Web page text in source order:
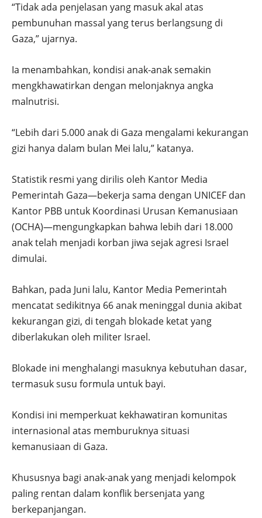
“Tidak ada penjelasan yang masuk akal atas
pembunuhan massal yang terus berlangsung di
Gaza,” ujarnya.
Ia menambahkan, kondisi anak-anak semakin
mengkhawatirkan dengan melonjaknya angka
malnutrisi.
“Lebih dari 5.000 anak di Gaza mengalami kekurangan
gizi hanya dalam bulan Mei lalu,” katanya.
Statistik resmi yang dirilis oleh Kantor Media
Pemerintah Gaza—bekerja sama dengan UNICEF dan
Kantor PBB untuk Koordinasi Urusan Kemanusiaan
(OCHA)—mengungkapkan bahwa lebih dari 18.000
anak telah menjadi korban jiwa sejak agresi Israel
dimulai.
Bahkan, pada Juni lalu, Kantor Media Pemerintah
mencatat sedikitnya 66 anak meninggal dunia akibat
kekurangan gizi, di tengah blokade ketat yang
diberlakukan oleh militer Israel.
Blokade ini menghalangi masuknya kebutuhan dasar,
termasuk susu formula untuk bayi.
Kondisi ini memperkuat kekhawatiran komunitas
internasional atas memburuknya situasi
kemanusiaan di Gaza.
Khususnya bagi anak-anak yang menjadi kelompok
paling rentan dalam konflik bersenjata yang
berkepanjangan.